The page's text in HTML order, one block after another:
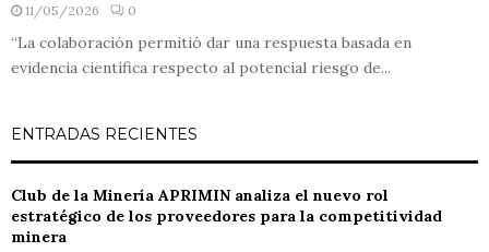
11/05/2026 0
“La colaboración permitió dar una respuesta basada en
evidencia científica respecto al potencial riesgo de...
ENTRADAS RECIENTES
Club de la Minería APRIMIN analiza el nuevo rol
estratégico de los proveedores para la competitividad
minera